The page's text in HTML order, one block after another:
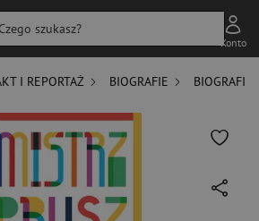
Czego szukasz?
Konto
I REPORTAŻ BIOGRAFIE BIOGRAFIE